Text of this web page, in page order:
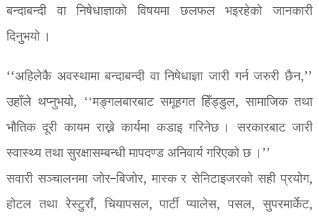
बन्दाबन्दी वा निषेधाज्ञाको विषयमा छलफल भइरहेको जानकारी
दिनुुभयो ।
‘‘अहिलेकै अवस्थामा बन्दाबन्दी वा निषेधाज्ञा जारी गर्न जरुरी छैन,’’
उहाँले थप्नुभयो, ‘‘मङ्गलबारबाट समूहगत हिँड्डुल, सामाजिक तथा
भौतिक दूरी कायम राख्ने कार्यमा कडाइ गरिनेछ । सरकारबाट जारी
स्वास्थ्य तथा सुरक्षासम्बन्धी मापदण्ड अनिवार्य गरिएको छ ।’’
सवारी सञ्चालनमा जोर–बिजोर, मास्क र सेनिटाइजरको सही प्रयोग,
होटल तथा रेस्टुराँ, चियापसल, पार्टी प्यालेस, पसल, सुपरमार्केट,